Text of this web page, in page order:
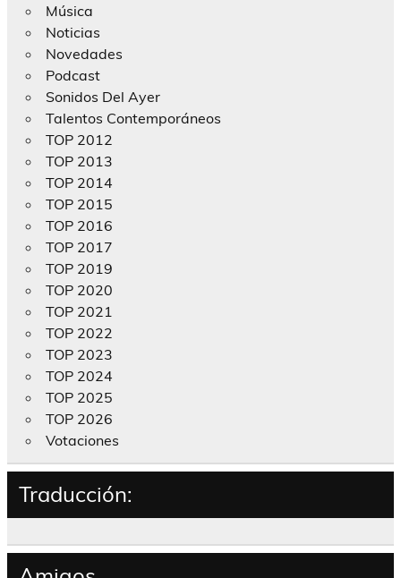
Música
Noticias
Novedades
Podcast
Sonidos Del Ayer
Talentos Contemporáneos
TOP 2012
TOP 2013
TOP 2014
TOP 2015
TOP 2016
TOP 2017
TOP 2019
TOP 2020
TOP 2021
TOP 2022
TOP 2023
TOP 2024
TOP 2025
TOP 2026
Votaciones
Traducción: